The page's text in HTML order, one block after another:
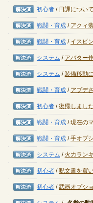
毎週水曜日 10:30～14:00
※メンテナンス中はゲームをプ
解決済み
初心者 / 日課について
解決済み
戦闘・育成 / アクィ
解決済み
戦闘・育成 / イスピ
解決済み
システム / アバター
解決済み
システム /装備移動
解決済み
戦闘・育成 / アプデ
解決済み
初心者 /復帰しまし
解決済み
戦闘・育成 /現在の
解決済み
戦闘・育成 /手オプ
解決済み
システム / 火力ラン
解決済み
初心者 /呪文書を買
解決済み
初心者 /武器オプシ
解決済み